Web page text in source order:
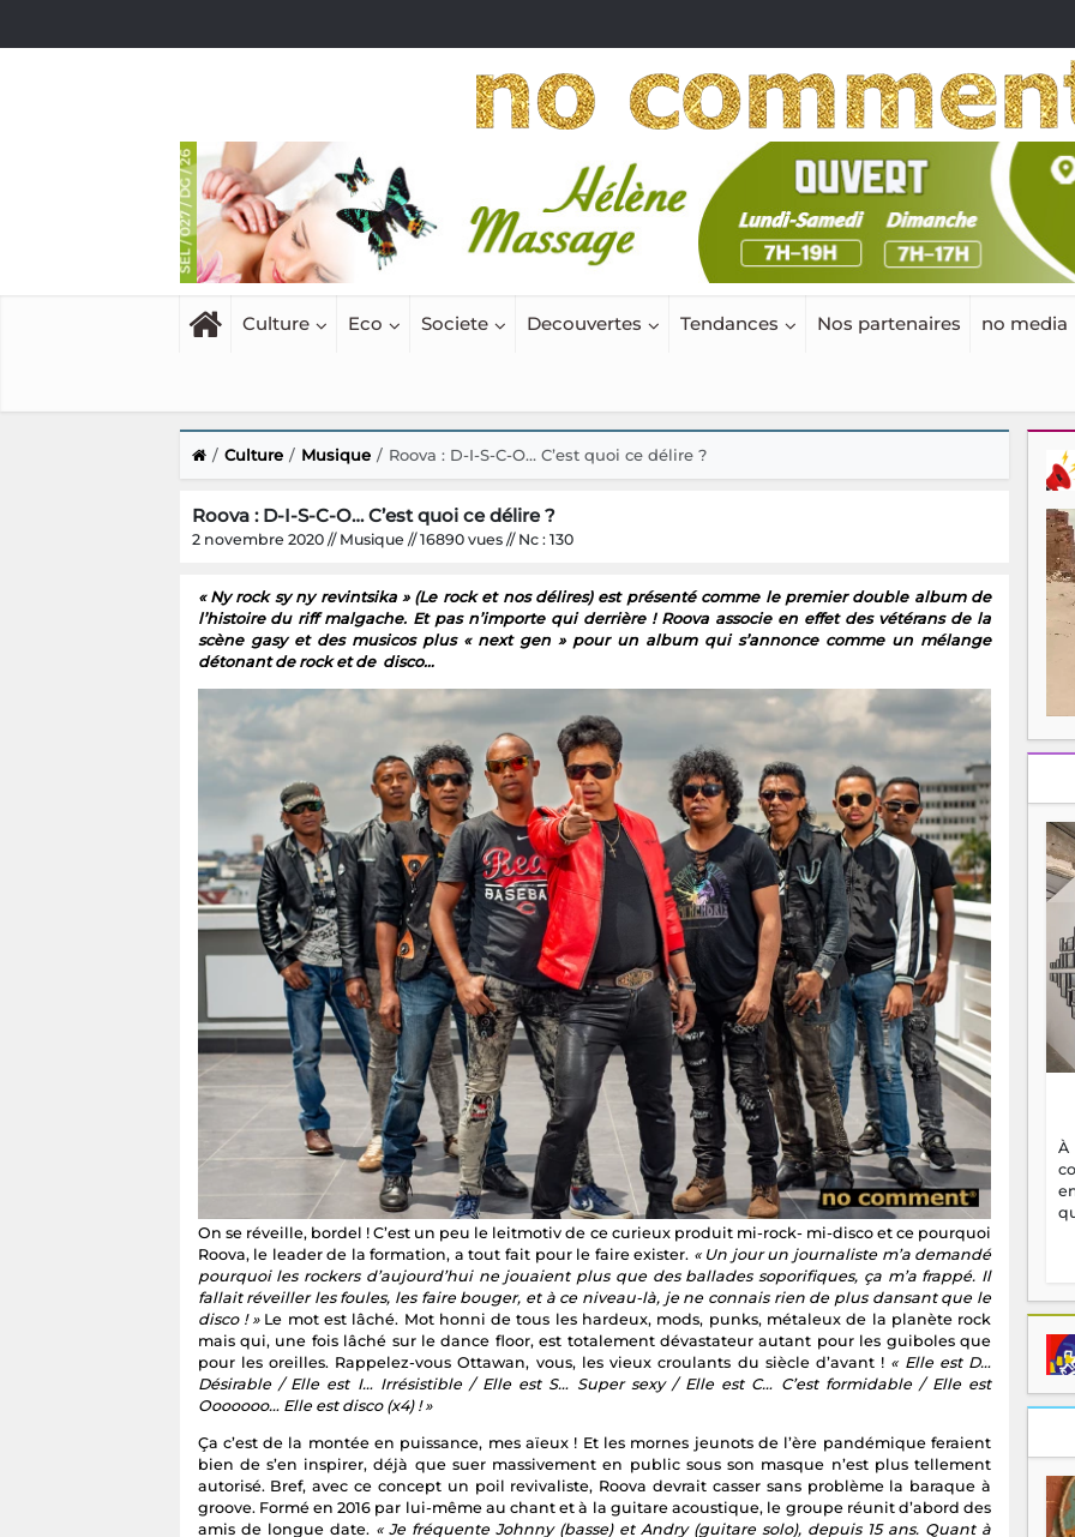
Culture Eco Societe Decouvertes Tendances Nos partenaires no media
Culture Musique Roova : D-I-S-C-O… C’est quoi ce délire ?
Roova : D-I-S-C-O… C’est quoi ce délire ?
2 novembre 2020 // Musique // 16890 vues // Nc : 130
« Ny rock sy ny revintsika » (Le rock et nos délires) est présenté comme le premier double album de
l’histoire du riff malgache. Et pas n’importe qui derrière ! Roova associe en effet des vétérans de la
scène gasy et des musicos plus « next gen » pour un album qui s’annonce comme un mélange
détonant de rock et de disco…
On se réveille, bordel ! C’est un peu le leitmotiv de ce curieux produit mi-rock- mi-disco et ce pourquoi
Roova, le leader de la formation, a tout fait pour le faire exister. « Un jour un journaliste m’a demandé
pourquoi les rockers d’aujourd’hui ne jouaient plus que des ballades soporifiques, ça m’a frappé. Il
fallait réveiller les foules, les faire bouger, et à ce niveau-là, je ne connais rien de plus dansant que le
disco ! »Le mot est lâché. Mot honni de tous les hardeux, mods, punks, métaleux de la planète rock
mais qui, une fois lâché sur le dance floor, est totalement dévastateur autant pour les guiboles que
pour les oreilles. Rappelez-vous Ottawan, vous, les vieux croulants du siècle d’avant ! « Elle est D…
Désirable / Elle est I… Irrésistible / Elle est S… Super sexy / Elle est C… C’est formidable / Elle est
Ooooooo… Elle est disco (x4) ! »
Ça c’est de la montée en puissance, mes aïeux ! Et les mornes jeunots de l’ère pandémique feraient
bien de s’en inspirer, déjà que suer massivement en public sous son masque n’est plus tellement
autorisé. Bref, avec ce concept un poil revivaliste, Roova devrait casser sans problème la baraque à
groove. Formé en 2016 par lui-même au chant et à la guitare acoustique, le groupe réunit d’abord des
amis de longue date. « Je fréquente Johnny (basse) et Andry (guitare solo), depuis 15 ans. Quant à